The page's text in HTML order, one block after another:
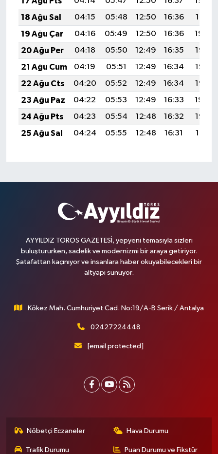
18 Ağu Sal
04:15 05:48 12:50 16:36
19:41
19 Ağu Çar
04:16 05:49 12:50 16:36
19:40
20 Ağu Per
04:18 05:50 12:49 16:35
19:38
21 Ağu Cum
04:19 05:51 12:49 16:34
19:37
22 Ağu Cts
04:20 05:52 12:49 16:34
19:36
23 Ağu Paz
04:22 05:53 12:49 16:33
19:34
24 Ağu Pts
04:23 05:54 12:48 16:32
19:33
25 Ağu Sal
04:24 05:55 12:48 16:31 19:31
AYYILDIZ TOROS GAZETESİ, yepyeni temasıyla sizleri
buluştururken, sadelik ve modernizmi bir araya getiriyor.
Şatafattan kaçınıyor ve insanlara haber okuyabilecekleri bir
altyapı sunuyor.
Kökez Mah. Cumhuriyet Cad. No:19/A-B Serik / Antalya
02427224448
[email protected]
Nöbetçi Eczaneler Hava Durumu
Trafik Durumu Puan Durumu ve Fikstür